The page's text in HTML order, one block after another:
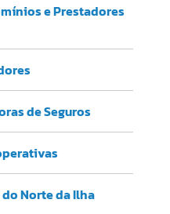
e Prestadores
de Seguros
Norte da Ilha